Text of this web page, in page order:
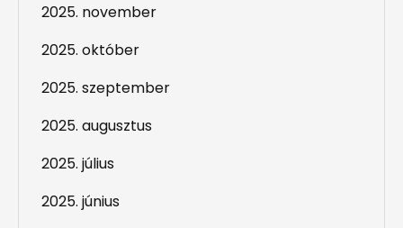
2025. november
2025. október
2025. szeptember
2025. augusztus
2025. július
2025. június